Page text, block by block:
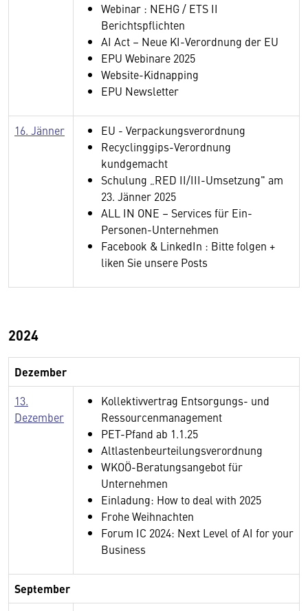
Webinar : NEHG / ETS II
Berichtspflichten
AI Act – Neue KI-Ver­ordnung der EU
EPU Webinare 2025
Website-Kidnapping
EPU Newsletter
16. Jänner
EU - Verpackungsverordnung
Recyclinggips-Verordnung
kundgemacht
Schulung „RED II/III-Umsetzung" am
23. Jänner 2025
ALL IN ONE – Services für Ein-
Personen-Unternehmen
Facebook & LinkedIn : Bitte folgen +
liken Sie unsere Posts
2024
Dezember
13.
Dezember
Kollektivvertrag Entsorgungs- und
Ressourcenmanagement
PET-Pfand ab 1.1.25
Altlastenbeurteilungsverordnung
WKOÖ-Beratungsangebot für
Unternehmen
Einladung: How to deal with 2025
Frohe Weihnachten
Forum IC 2024: Next Level of AI for your
Business
September